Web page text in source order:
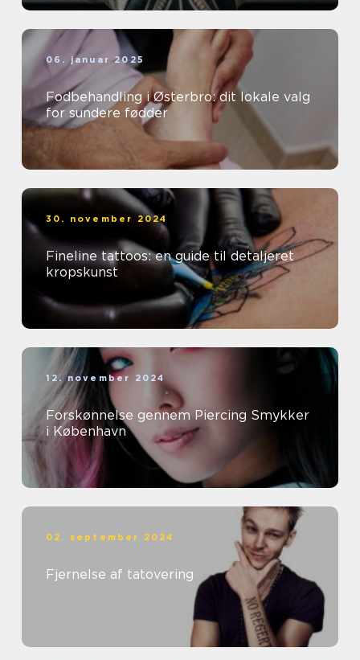
06. januar 2025
Fodbehandling i Østerbro: dit lokale valg
for sundere fødder
30. november 2024
Fineline tattoos: en guide til detaljeret
kropskunst
12. november 2024
Forskønnelse gennem Piercing Smykker
i København
02. september 2024
Fjernelse af tatovering